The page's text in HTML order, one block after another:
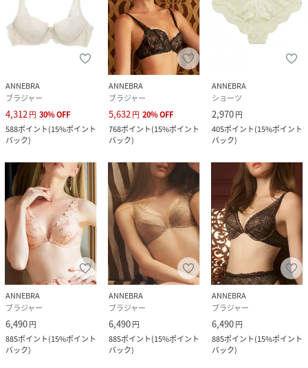
ANNEBRA
ブラジャー
4,312円 30%OFF
588ポイント(15%ポイント
バック)
ANNEBRA
ブラジャー
5,632円 20%OFF
768ポイント(15%ポイント
バック)
ANNEBRA
ショーツ
2,970円
405ポイント(15%ポイント
バック)
ANNEBRA
ブラジャー
6,490円
885ポイント(15%ポイント
バック)
ANNEBRA
ブラジャー
6,490円
885ポイント(15%ポイント
バック)
ANNEBRA
ブラジャー
6,490円
885ポイント(15%ポイント
バック)